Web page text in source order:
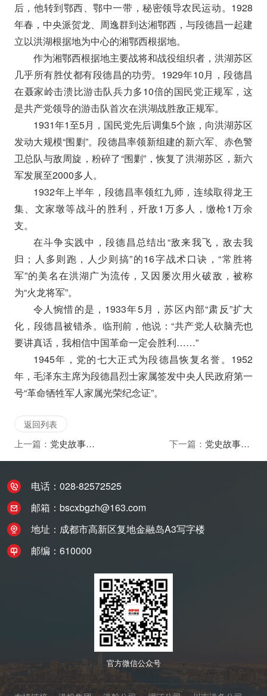
后，他转到鄂西、鄂中一带，秘密领导农民运动。1928
年春，中央派贺龙、周逸群到达湘鄂西，与段德昌一起建
立以洪湖根据地为中心的湘鄂西根据地。
作为湘鄂西根据地主要战将和战役组织者，洪湖苏区
几乎所有胜仗都有段德昌的功劳。1929年10月，段德昌
在聂家岭击溃比游击队兵力多10倍的国民党正规军，这
是共产党领导的游击队首次在洪湖战胜敌正规军。
1931年1至5月，国民党先后调集5个旅，向洪湖苏区
发动大规模“围剿”。段德昌率领新组建的新六军、赤色警
卫总队与敌周旋，粉碎了“围剿”，恢复了洪湖苏区，新六
军发展至2000多人。
1932年上半年，段德昌率领红九师，连续取得龙王
集、文家墩等战斗的胜利，歼敌1万多人，缴枪1万余
支。
在斗争实践中，段德昌总结出“敌来我飞，敌去我
归；人多则跑，人少则搞”的16字战术口诀，“常胜将
军”的美名在洪湖广为流传，又因屡次用火破敌，被称
为“火龙将军”。
令人惋惜的是，1933年5月，苏区内部“肃反”扩大
化，段德昌被错杀。临刑前，他说：“共产党人砍脑壳也
要讲真话，我相信中国革命一定会胜利……”
1945年，党的七大正式为段德昌恢复名誉。1952
年，毛泽东主席为段德昌烈士家属签发中央人民政府第一
号“革命牺牲军人家属光荣纪念证”。
返回列表
上一篇： 党史故事100讲——叶挺：烈火热血铸名将 下一篇： 党史故事100讲——用鲜血写就的“狱中八条”——走进红岩魂陈列馆
电话：028-82572525
邮箱：bscxbgzh@163.com
地址：成都市高新区复地金融岛A3写字楼
邮编：610000
官方微信公众号